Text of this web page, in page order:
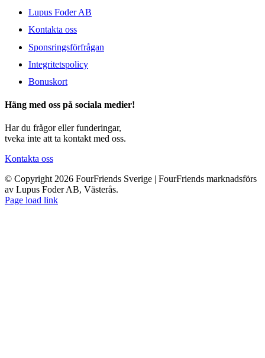
Lupus Foder AB
Kontakta oss
Sponsringsförfrågan
Integritetspolicy
Bonuskort
Häng med oss på sociala medier!
Har du frågor eller funderingar,
tveka inte att ta kontakt med oss.
Kontakta oss
© Copyright 2026 FourFriends Sverige | FourFriends marknadsförs
av Lupus Foder AB, Västerås.
Page load link